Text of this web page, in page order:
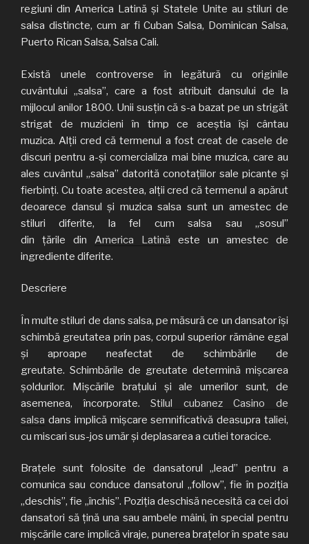
regiuni din America Latină și Statele Unite au stiluri de
salsa distincte, cum ar fi Cuban Salsa, Dominican Salsa,
Puerto Rican Salsa, Salsa Cali.
Există unele controverse în legătură cu originile
cuvântului „salsa”, care a fost atribuit dansului de la
mijlocul anilor 1800. Unii susțin că s-a bazat pe un strigăt
strigat de muzicieni în timp ce aceștia își cântau
muzica. Alții cred că termenul a fost creat de casele de
discuri pentru a-și comercializa mai bine muzica, care au
ales cuvântul „salsa” datorită conotațiilor sale picante și
fierbinți. Cu toate acestea, alții cred că termenul a apărut
deoarece dansul și muzica salsa sunt un amestec de
stiluri diferite, la fel cum salsa sau „sosul”
din țările din America Latină este un amestec de
ingrediente diferite.
Descriere
În multe stiluri de dans salsa, pe măsură ce un dansator își
schimbă greutatea prin pas, corpul superior rămâne egal
și aproape neafectat de schimbările de
greutate. Schimbările de greutate determină mișcarea
șoldurilor. Mișcările brațului și ale umerilor sunt, de
asemenea, încorporate.Stilul cubanez Casino de
salsa dans implică mișcare semnificativă deasupra taliei,
cu miscari sus-jos umăr și deplasarea a cutiei toracice.
Brațele sunt folosite de dansatorul „lead” pentru a
comunica sau conduce dansatorul „follow”, fie în poziția
„deschis”, fie „închis”. Poziția deschisă necesită ca cei doi
dansatori să țină una sau ambele mâini, în special pentru
mișcările care implică viraje, punerea brațelor în spate sau